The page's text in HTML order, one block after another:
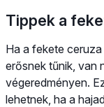
Tippek a
Ha a fekete
erősnek tűnik, van
végeredményen.
lehetnek, ha a